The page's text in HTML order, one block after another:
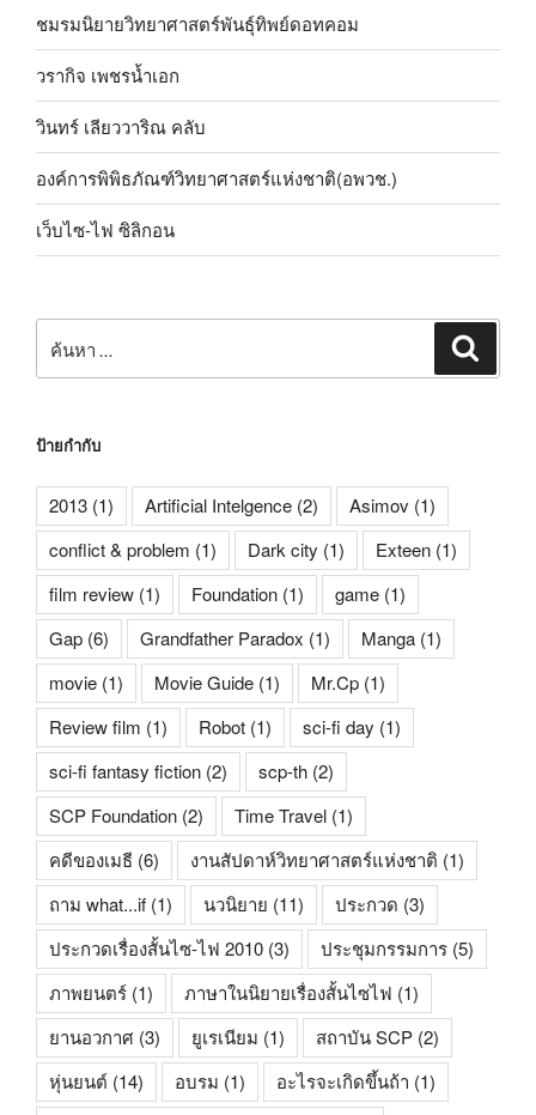
ชมรมนิยายวิทยาศาสตร์พันธุ์ทิพย์ดอทคอม
วรากิจ เพชรน้ำเอก
วินทร์ เลียววาริณ คลับ
องค์การพิพิธภัณฑ์วิทยาศาสตร์แห่งชาติ(อพวช.)
เว็บไซ-ไฟ ซิลิกอน
ป้ายกำกับ
2013 (1) Artificial Intelgence (2) Asimov (1)
conflict & problem (1) Dark city (1) Exteen (1)
film review (1) Foundation (1) game (1)
Gap (6) Grandfather Paradox (1) Manga (1)
movie (1) Movie Guide (1) Mr.Cp (1)
Review film (1) Robot (1) sci-fi day (1)
sci-fi fantasy fiction (2) scp-th (2)
SCP Foundation (2) Time Travel (1)
คดีของเมธี (6) งานสัปดาห์วิทยาศาสตร์แห่งชาติ (1)
ถาม what...if (1) นวนิยาย (11) ประกวด (3)
ประกวดเรื่องสั้นไซ-ไฟ 2010 (3) ประชุมกรรมการ (5)
ภาพยนตร์ (1) ภาษาในนิยายเรื่องสั้นไซไฟ (1)
ยานอวกาศ (3) ยูเรเนียม (1) สถาบัน SCP (2)
หุ่นยนต์ (14) อบรม (1) อะไรจะเกิดขึ้นถ้า (1)